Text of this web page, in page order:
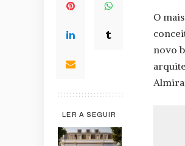
LER A SEGUIR
O
novo